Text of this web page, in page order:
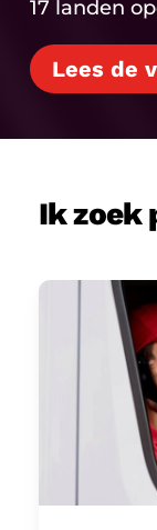
17 landen
Lees de
Ik zoek
Transport